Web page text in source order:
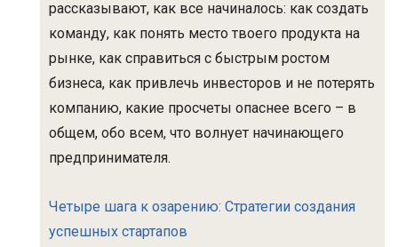
рассказывают, как все начиналось: как создать
команду, как понять место твоего продукта на
рынке, как справиться с быстрым ростом
бизнеса, как привлечь инвесторов и не потерять
компанию, какие просчеты опаснее всего – в
общем, обо всем, что волнует начинающего
предпринимателя.
Четыре шага к озарению: Стратегии создания
успешных стартапов